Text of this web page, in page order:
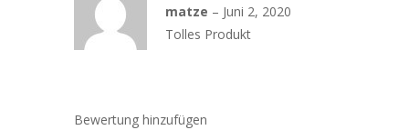
5von 5
matze – Juni 2, 2020
Tolles Produkt
Bewertung hinzufügen